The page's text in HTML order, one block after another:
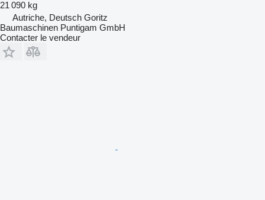
21 090 kg
Autriche, Deutsch Goritz
Baumaschinen Puntigam GmbH
Contacter le vendeur